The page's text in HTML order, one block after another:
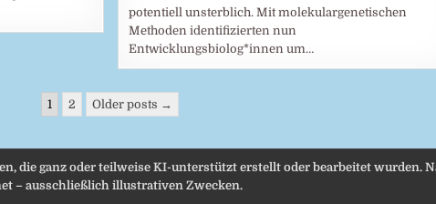
potentiell unsterblich. Mit molekulargenetischen
Methoden identifizierten nun
Entwicklungsbiolog*innen um…
1 2 Older posts →
die ganz oder teilweise KI-unterstützt erstellt oder bearbeitet wurden.
– ausschließlich illustrativen Zwecken.